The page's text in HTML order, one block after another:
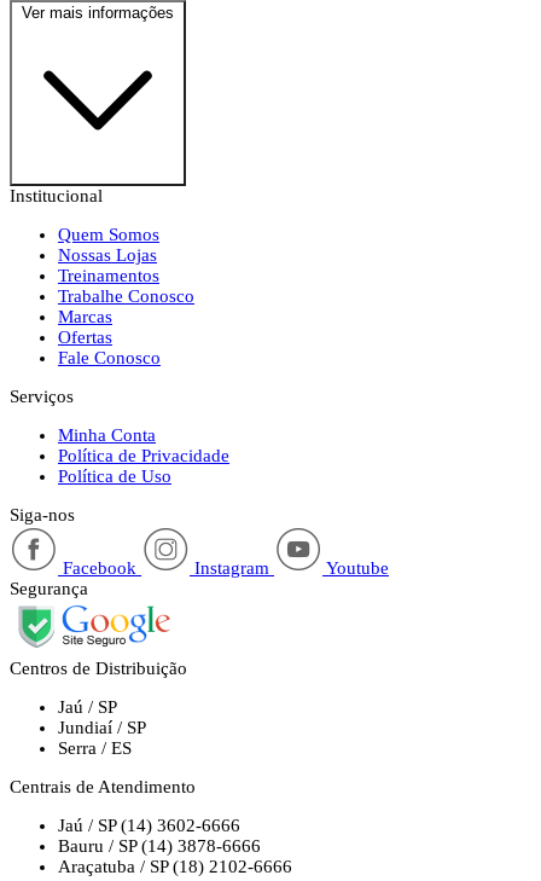
Ver mais informações
Institucional
Quem Somos
Nossas Lojas
Treinamentos
Trabalhe Conosco
Marcas
Ofertas
Fale Conosco
Serviços
Minha Conta
Política de Privacidade
Política de Uso
Siga-nos
Facebook Instagram
Youtube
Segurança
Centros de Distribuição
Jaú / SP
Jundiaí / SP
Serra / ES
Centrais de Atendimento
Jaú / SP (14) 3602-6666
Bauru / SP (14) 3878-6666
Araçatuba / SP (18) 2102-6666